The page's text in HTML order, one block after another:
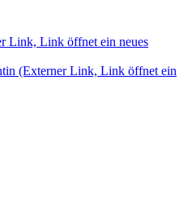
Link, Link öffnet ein neues
(Externer Link, Link öffnet ein